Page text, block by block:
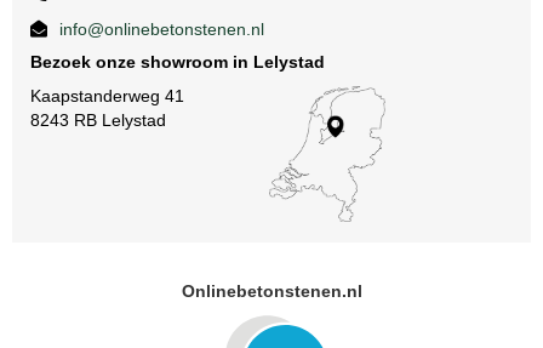
info@onlinebetonstenen.nl
Bezoek onze showroom in Lelystad
Kaapstanderweg 41
8243 RB Lelystad
Onlinebetonstenen.nl